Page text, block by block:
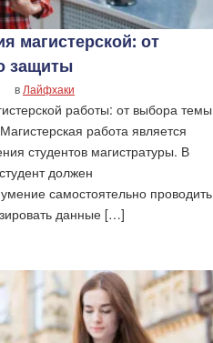
магистерской: от
защиты
в Лайфхаки
работы: от выбора темы
работа является
студентов магистратуры. В
должен
самостоятельно проводить
данные […]